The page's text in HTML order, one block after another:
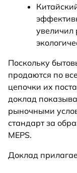
Поскольку
продаются по
цепочки их
доклад
рыночными
стандарт за
MEPS.
Доклад